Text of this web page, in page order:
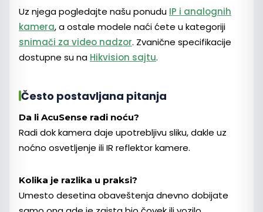
Uz njega pogledajte našu ponudu IP i analognih
kamera, a ostale modele naći ćete u kategoriji
snimači za video nadzor. Zvanične specifikacije
dostupne su na Hikvision sajtu.
Često postavljana pitanja
Da li AcuSense radi noću?
Radi dok kamera daje upotrebljivu sliku, dakle uz
noćno osvetljenje ili IR reflektor kamere.
Kolika je razlika u praksi?
Umesto desetina obaveštenja dnevno dobijate